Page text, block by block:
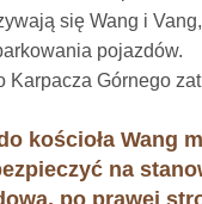
się Wang i
pojazdów.
Karpacza Górnego
kościoła Wang
na
po prawej